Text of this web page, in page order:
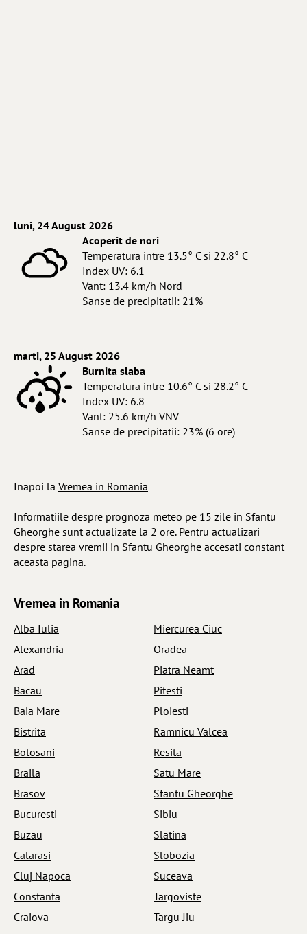
luni, 24 August 2026
Acoperit de nori
Temperatura intre 13.5° C si 22.8° C
Index UV: 6.1
Vant: 13.4 km/h Nord
Sanse de precipitatii: 21%
marti, 25 August 2026
Burnita slaba
Temperatura intre 10.6° C si 28.2° C
Index UV: 6.8
Vant: 25.6 km/h VNV
Sanse de precipitatii: 23% (6 ore)
Inapoi la Vremea in Romania
Informatiile despre prognoza meteo pe 15 zile in Sfantu
Gheorghe sunt actualizate la 2 ore. Pentru actualizari
despre starea vremii in Sfantu Gheorghe accesati constant
aceasta pagina.
Vremea in Romania
Alba Iulia
Alexandria
Arad
Bacau
Baia Mare
Bistrita
Botosani
Braila
Brasov
Bucuresti
Buzau
Calarasi
Cluj Napoca
Constanta
Craiova
Miercurea Ciuc
Oradea
Piatra Neamt
Pitesti
Ploiesti
Ramnicu Valcea
Resita
Satu Mare
Sfantu Gheorghe
Sibiu
Slatina
Slobozia
Suceava
Targoviste
Targu Jiu